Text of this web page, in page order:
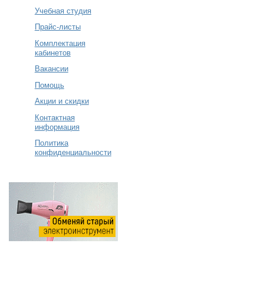
Учебная студия
Прайс-листы
Комплектация
кабинетов
Вакансии
Помощь
Акции и скидки
Контактная
информация
Политика
конфиденциальности